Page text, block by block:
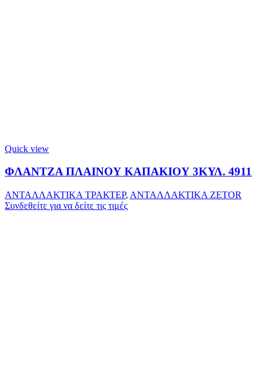
Quick view
ΦΛΑΝΤΖΑ ΠΛΑΙΝΟΥ ΚΑΠΑΚΙΟΥ 3ΚΥΛ. 4911
ΑΝΤΑΛΛΑΚΤΙΚΑ ΤΡΑΚΤΕΡ, ΑΝΤΑΛΛΑΚΤΙΚΑ ZETOR
Συνδεθείτε για να δείτε τις τιμές